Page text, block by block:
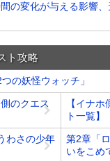
の変化が与える影響
ト攻略
の妖怪ウォッチ」
側のクエス
【イナ
ト一覧】
わさの少年
第2章「
いをこめ